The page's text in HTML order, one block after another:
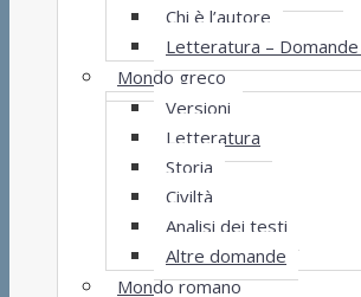
Chi è l’autore
Letteratura –
Mondo greco
Versioni
Letteratura
Storia
Civiltà
Analisi dei testi
Altre domande
Mondo romano